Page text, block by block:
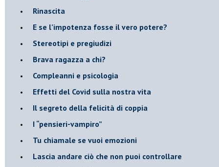
Rinascita
​E se l’impotenza fosse il vero potere?
Stereotipi e pregiudizi
​Brava ragazza a chi?
​Compleanni e psicologia
Effetti del Covid sulla nostra vita
Il segreto della felicità di coppia
​I “pensieri-vampiro”
​Tu chiamale se vuoi emozioni
​Lascia andare ciò che non puoi controllare